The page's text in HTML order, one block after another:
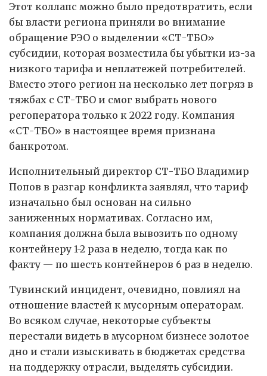
Этот коллапс можно было предотвратить, если
бы власти региона приняли во внимание
обращение РЭО о выделении «СТ-ТБО»
субсидии, которая возместила бы убытки из-за
низкого тарифа и неплатежей потребителей.
Вместо этого регион на несколько лет погряз в
тяжбах с СТ-ТБО и смог выбрать нового
регоператора только к 2022 году. Компания
«СТ-ТБО» в настоящее время признана
банкротом.
Исполнительный директор СТ-ТБО Владимир
Попов в разгар конфликта заявлял, что тариф
изначально был основан на сильно
заниженных нормативах. Согласно им,
компания должна была вывозить по одному
контейнеру 1-2 раза в неделю, тогда как по
факту — по шесть контейнеров 6 раз в неделю.
Тувинский инцидент, очевидно, повлиял на
отношение властей к мусорным операторам.
Во всяком случае, некоторые субъекты
перестали видеть в мусорном бизнесе золотое
дно и стали изыскивать в бюджетах средства
на поддержку отрасли, выделять субсидии.